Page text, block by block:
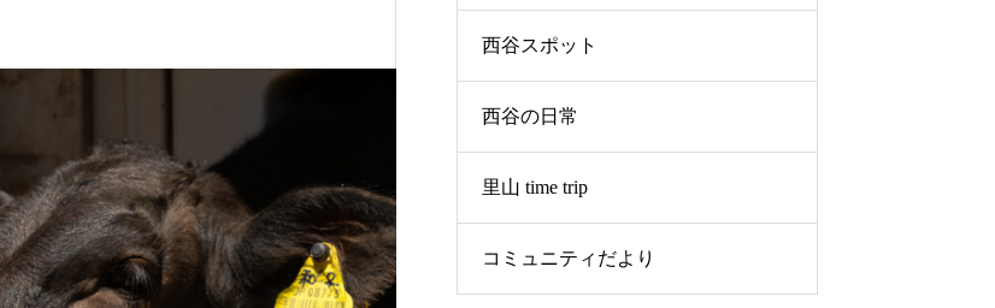
西谷スポット
西谷の日常
里山 time trip
コミュニティだより